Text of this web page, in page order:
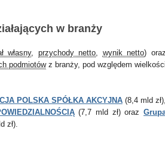
w branży
własny, przychody netto, wynik netto) oraz
podmiotówz branży, pod względem wielkości
POLSKA SPÓŁKA AKCYJNA(8,4 mld zł),
(7,7 mld zł) oraz
zł).